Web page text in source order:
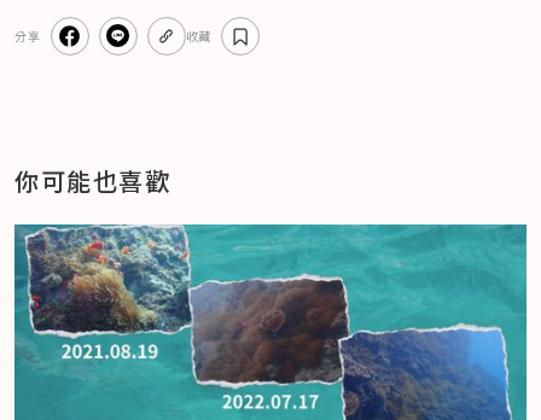
分享 收藏
你可能也喜歡